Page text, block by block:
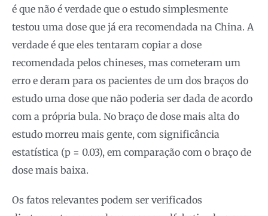
é que não é verdade que o estudo simplesmente
testou uma dose que já era recomendada na China. A
verdade é que eles tentaram copiar a dose
recomendada pelos chineses, mas cometeram um
erro e deram para os pacientes de um dos braços do
estudo uma dose que não poderia ser dada de acordo
com a própria bula. No braço de dose mais alta do
estudo morreu mais gente, com significância
estatística (p = 0.03), em comparação com o braço de
dose mais baixa.
Os fatos relevantes podem ser verificados